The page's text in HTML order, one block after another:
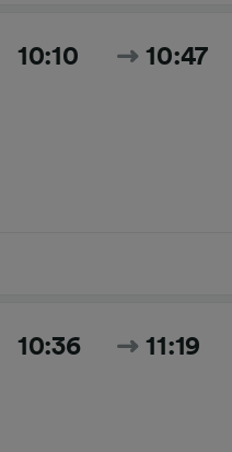
10:10 10:47
10:36 11:19